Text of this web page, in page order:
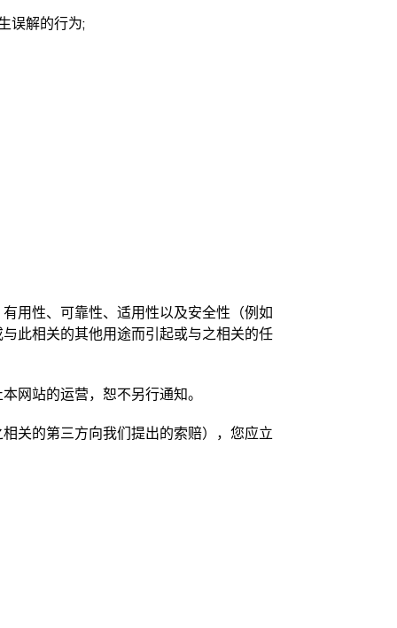
误解的行为;
用性、可靠性、适用性以及安全性（例如
此相关的其他用途而引起或与之相关的任
网站的运营，恕不另行通知。
关的第三方向我们提出的索赔），您应立